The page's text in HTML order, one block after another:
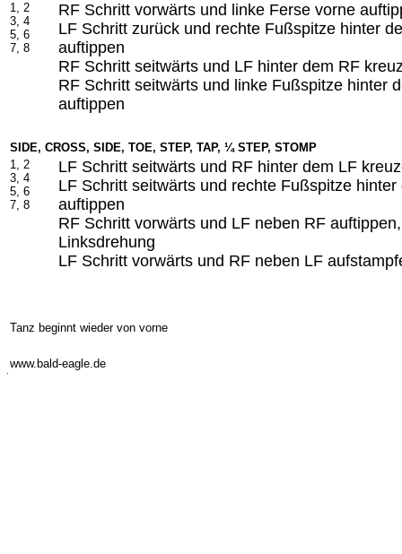
1, 2
3, 4
5, 6
7, 8
RF Schritt vorwärts und linke Ferse vorne
LF Schritt zurück und rechte Fußspitze hinter
auftippen
RF Schritt seitwärts und LF hinter dem RF
RF Schritt seitwärts und linke Fußspitze hinter
auftippen
SIDE, CROSS, SIDE, TOE, STEP, TAP, ¼ STEP, STOMP
1, 2
3, 4
5, 6
7, 8
LF Schritt seitwärts und RF hinter dem LF
LF Schritt seitwärts und rechte Fußspitze
auftippen
RF Schritt vorwärts und LF neben RF
Linksdrehung
LF Schritt vorwärts und RF neben LF
Tanz beginnt wieder von vorne
www.bald-eagle.de